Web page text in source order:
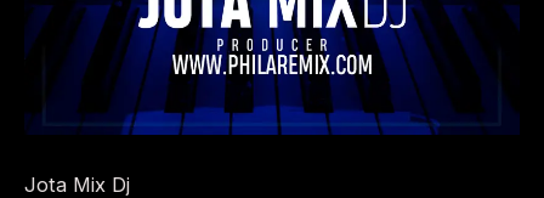
Jota Mix Dj